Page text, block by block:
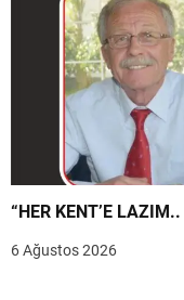
6 Ağustos 2026